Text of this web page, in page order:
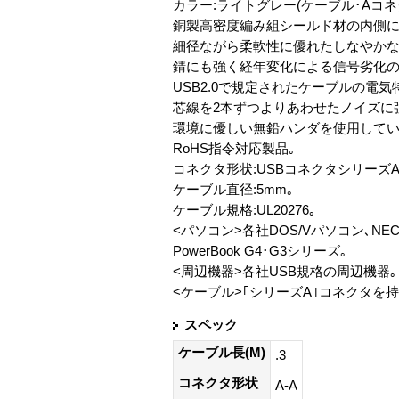
カラー:ライトグレー(ケーブル･Aコ
銅製高密度編み組シールド材の内側
細径ながら柔軟性に優れたしなやか
錆にも強く経年変化による信号劣化
USB2.0で規定されたケーブルの電
芯線を2本ずつよりあわせたノイズ
環境に優しい無鉛ハンダを使用して
RoHS指令対応製品｡
コネクタ形状:USBコネクタシリー
ケーブル直径:5mm｡
ケーブル規格:UL20276｡
<パソコン>各社DOS/Vパソコン､
PowerBook G4･G3シリーズ｡
<周辺機器>各社USB規格の周辺機器｡
<ケーブル>｢シリーズA｣コネクタを
スペック
ケーブル長(M)
.3
コネクタ形状
A-A